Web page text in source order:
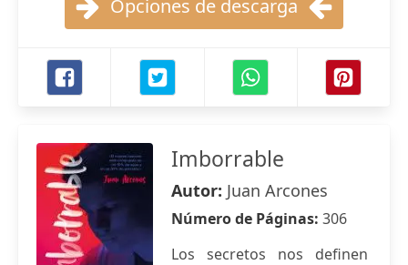
Opciones de descarga
Imborrable
Autor: Juan Arcones
Número de Páginas: 306
Los secretos nos definen